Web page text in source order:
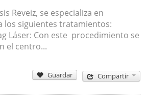
Reveiz, se especializa en
los siguientes tratamientos:
Láser: Con este procedimiento se
el centro...
Guardar Compartir